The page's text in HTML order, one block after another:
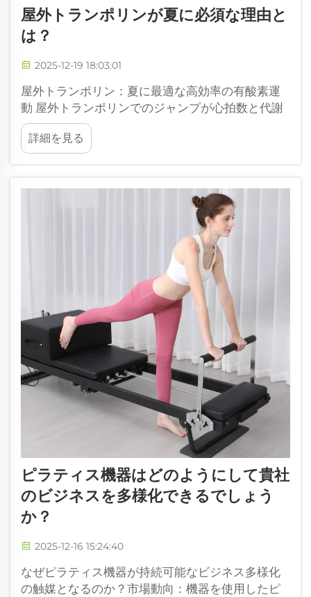
屋外トランポリンが夏に必須な理由と
は？
2025-12-19 18:03:01
屋外トランポリン：夏に最適な高効率の有酸素運
動 屋外トランポリンでのジャンプが心拍数と代謝
効率をどのように向上させるか 屋外トランポリン
で跳ねることで、ダイナミックで思いがけないほ
ど効果的な心臓の運動が得られます…
詳細を見る
ピラティス機器はどのようにして貴社
のビジネスを多様化できるでしょう
か？
2025-12-16 15:24:40
なぜピラティス機器が持続可能なビジネス多様化
の触媒となるのか？市場動向：機器を使用したピ